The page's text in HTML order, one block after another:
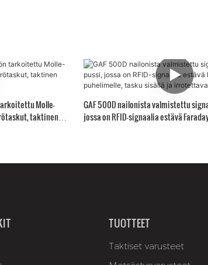
Molle-
taktinen
GAF 500D nailonista valmistettu
jossa on RFID-signaalia estävä
TUOTTEET
Taktiset varusteet